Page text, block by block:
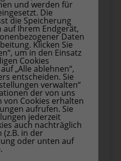
und werden für
Die
die Speicherung
Ihrem Endgerät,
Daten
Klicken Sie
um in den Einsatz
Cookies
„Alle ablehnen“,
entscheiden. Sie
verwalten“
der von uns
von Cookies erhalten
aufrufen. Sie
jederzeit
auch nachträglich
in der
oder unten auf